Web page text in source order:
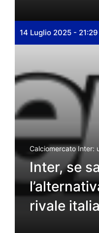
14 Luglio 2025 - 21:29
Calciomercato Inter:
Inter, se
rivale